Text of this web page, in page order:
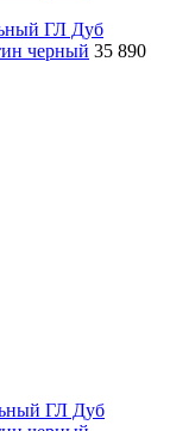
ГЛ Дуб
черный 35 890